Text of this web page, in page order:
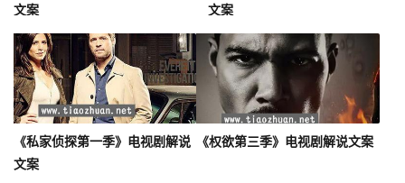
文案
文案
《私家侦探第一季》电视剧解说
文案
《权欲第三季》电视剧解说文案